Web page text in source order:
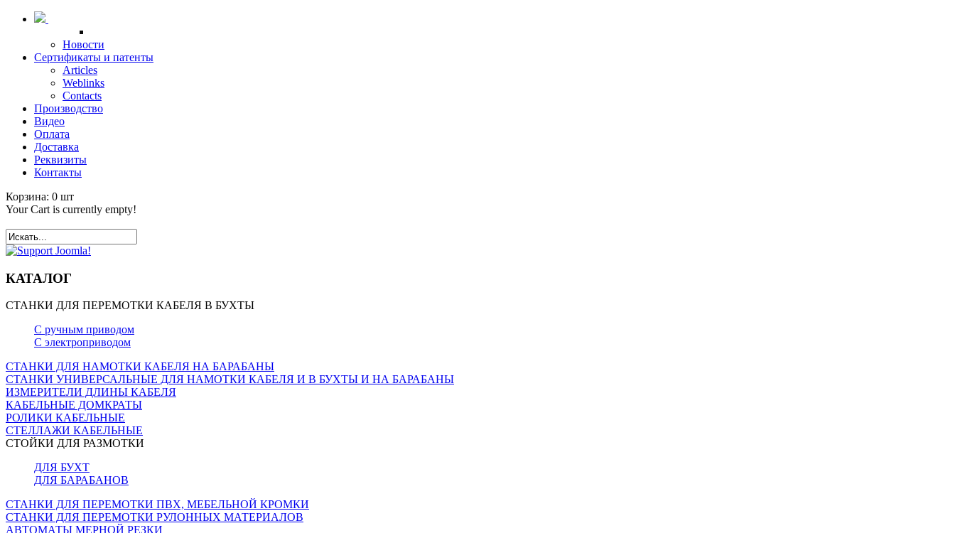
Новости
Сертификаты и патенты
Articles
Weblinks
Contacts
Производство
Видео
Оплата
Доставка
Реквизиты
Контакты
Корзина: 0 шт
Your Cart is currently empty!
КАТАЛОГ
СТАНКИ ДЛЯ ПЕРЕМОТКИ КАБЕЛЯ В БУХТЫ
С ручным приводом
С электроприводом
СТАНКИ ДЛЯ НАМОТКИ КАБЕЛЯ НА БАРАБАНЫ
СТАНКИ УНИВЕРСАЛЬНЫЕ ДЛЯ НАМОТКИ КАБЕЛЯ И В БУХТЫ И НА БАРАБАНЫ
ИЗМЕРИТЕЛИ ДЛИНЫ КАБЕЛЯ
КАБЕЛЬНЫЕ ДОМКРАТЫ
РОЛИКИ КАБЕЛЬНЫЕ
СТЕЛЛАЖИ КАБЕЛЬНЫЕ
СТОЙКИ ДЛЯ РАЗМОТКИ
ДЛЯ БУХТ
ДЛЯ БАРАБАНОВ
СТАНКИ ДЛЯ ПЕРЕМОТКИ ПВХ, МЕБЕЛЬНОЙ КРОМКИ
СТАНКИ ДЛЯ ПЕРЕМОТКИ РУЛОННЫХ МАТЕРИАЛОВ
АВТОМАТЫ МЕРНОЙ РЕЗКИ